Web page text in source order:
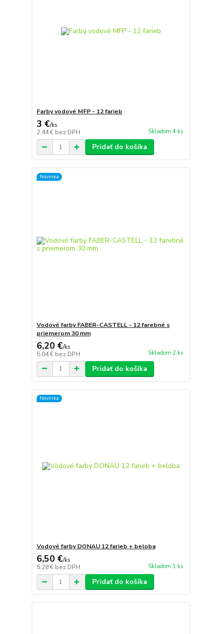
Farby vodové MFP - 12 farieb
3 €/ks
2,44 € bez DPH Skladom 4 ks
Pridať do košíka
Novinka
Vodové farby FABER-CASTELL - 12 farebné s
priemerom 30 mm
6,20 €/ks
5,04 € bez DPH Skladom 2 ks
Pridať do košíka
Novinka
Vodové farby DONAU 12 farieb + beloba
6,50 €/ks
5,28 € bez DPH Skladom 1 ks
Pridať do košíka